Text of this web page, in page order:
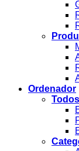
Ordenador